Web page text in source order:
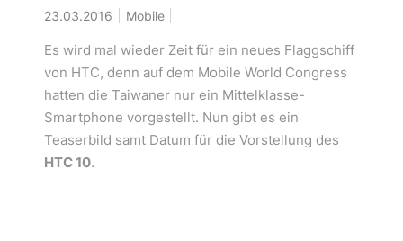
23.03.2016 Mobile
Es wird mal wieder Zeit für ein neues Flaggschiff
von HTC, denn auf dem Mobile World Congress
hatten die Taiwaner nur ein Mittelklasse-
Smartphone vorgestellt. Nun gibt es ein
Teaserbild samt Datum für die Vorstellung des
HTC 10.